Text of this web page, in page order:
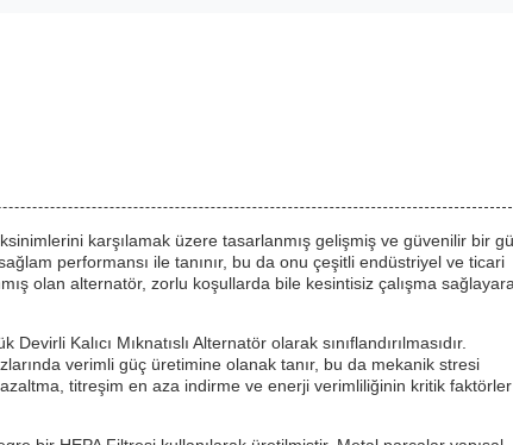
karşılamak üzere tasarlanmış gelişmiş ve güvenilir bir
performansı ile tanınır, bu da onu çeşitli endüstriyel ve ticari
olan alternatör, zorlu koşullarda bile kesintisiz çalışma
Kalıcı Mıknatıslı Alternatör olarak sınıflandırılmasıdır.
verimli güç üretimine olanak tanır, bu da mekanik stresi
titreşim en aza indirme ve enerji verimliliğinin kritik faktörler